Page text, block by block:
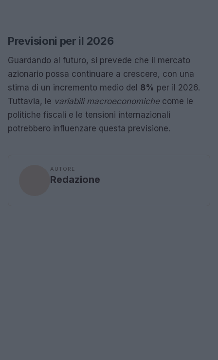
Previsioni per il 2026
Guardando al futuro, si prevede che il mercato
azionario possa continuare a crescere, con una
stima di un incremento medio del 8% per il 2026.
Tuttavia, le variabili macroeconomichecome le
politiche fiscali e le tensioni internazionali
potrebbero influenzare questa previsione.
AUTORE
Redazione